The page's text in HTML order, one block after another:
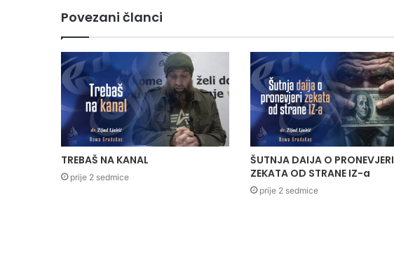
Povezani članci
TREBAŠ NA KANAL
prije 2 sedmice
ŠUTNJA DAIJA O PRONEVJERI
ZEKATA OD STRANE IZ-a
prije 2 sedmice